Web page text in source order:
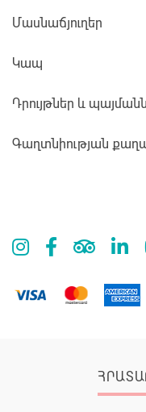
Մասնաճյուղեր
Կապ
Դրույթներ և
Գաղտնիության